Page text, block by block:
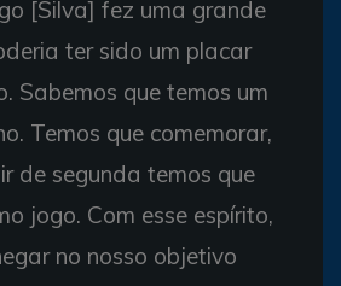
[Silva] fez uma grande
ter sido um placar
Sabemos que temos um
Temos que comemorar,
de segunda temos que
jogo. Com esse espírito,
no nosso objetivo